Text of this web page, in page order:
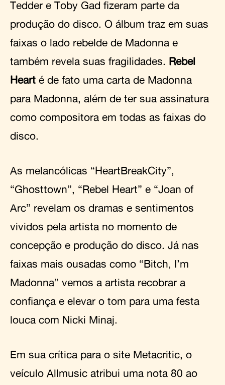
Tedder e Toby Gad fizeram parte da
produção do disco. O álbum traz em suas
faixas o lado rebelde de Madonna e
também revela suas fragilidades. Rebel
Heart é de fato uma carta de Madonna
para Madonna, além de ter sua assinatura
como compositora em todas as faixas do
disco.
As melancólicas “HeartBreakCity”,
“Ghosttown”, “Rebel Heart” e “Joan of
Arc” revelam os dramas e sentimentos
vividos pela artista no momento de
concepção e produção do disco. Já nas
faixas mais ousadas como “Bitch, I’m
Madonna” vemos a artista recobrar a
confiança e elevar o tom para uma festa
louca com Nicki Minaj.
Em sua crítica para o site Metacritic, o
veículo Allmusic atribui uma nota 80 ao